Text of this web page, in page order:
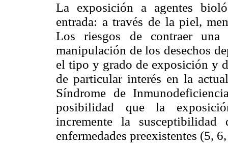
La exposición a agentes
entrada: a través de la piel,
Los riesgos de contraer una
manipulación de los desechos
el tipo y grado de exposición y
de particular interés en la
Síndrome de
posibilidad que la
incremente la susceptibilidad
enfermedades preexistentes (5,